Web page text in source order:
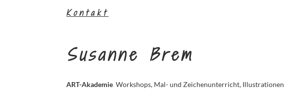
Kontakt
Susanne Brem
ART-Akademie Workshops, Mal- und Zeichenunterricht, Illustrationen